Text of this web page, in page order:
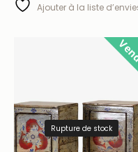
Ajouter à la liste
Rupture de stock